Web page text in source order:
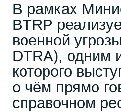
В рамках
BTRP
военной
DTRA), одним
которого
о чём прямо
справочном